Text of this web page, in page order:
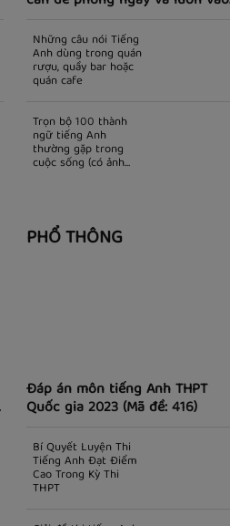
Những câu nói Tiếng
Anh dùng trong quán
rượu, quầy bar hoặc
quán cafe
Trọn bộ 100 thành
cuộc sống (có ảnh
PHỔ THÔNG
Đáp án môn tiếng Anh THPT
Quốc gia 2023 (Mã đề: 416)
Bí Quyết Luyện Thi
Tiếng Anh Đạt Điểm
Cao Trong Kỳ Thi
THPT